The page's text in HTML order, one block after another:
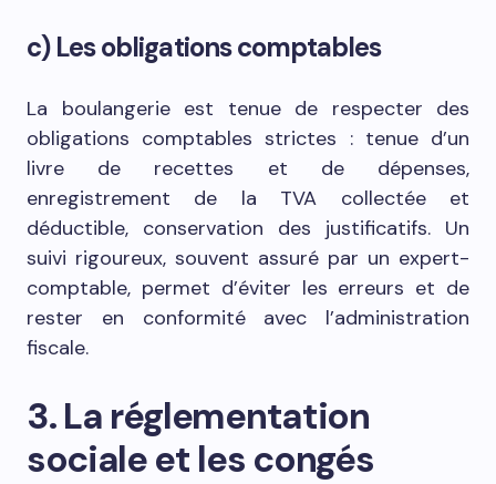
c) Les obligations comptables
La boulangerie est tenue de respecter des
obligations comptables strictes : tenue d’un
livre de recettes et de dépenses,
enregistrement de la TVA collectée et
déductible, conservation des justificatifs. Un
suivi rigoureux, souvent assuré par un expert-
comptable, permet d’éviter les erreurs et de
rester en conformité avec l’administration
fiscale.
3. La réglementation
sociale et les congés